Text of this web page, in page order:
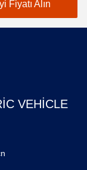
Şehir ve Tatil
İçin
Fiyatı Alın
VEHICLE